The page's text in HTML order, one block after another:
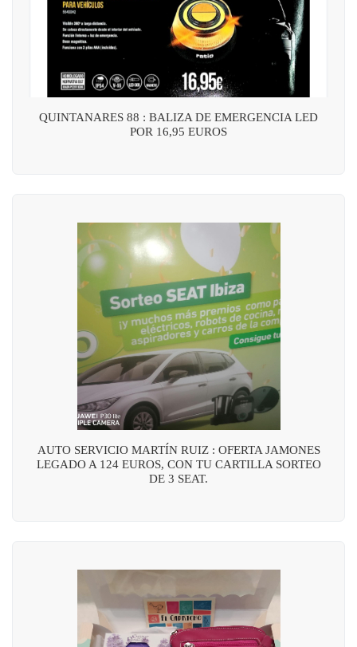
QUINTANARES 88 : BALIZA DE EMERGENCIA LED
POR 16,95 EUROS
AUTO SERVICIO MARTÍN RUIZ : OFERTA JAMONES
LEGADO A 124 EUROS, CON TU CARTILLA SORTEO
DE 3 SEAT.